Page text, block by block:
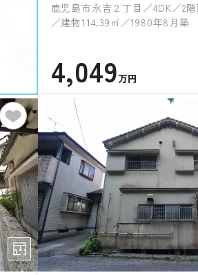
鹿児島市永吉２丁目／4DK／2
／建物114.39㎡／1980年8月築
4,049万円